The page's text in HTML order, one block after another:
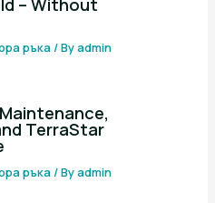
– Without
ръка/ Byadmin
TerraStar
ръка/ Byadmin